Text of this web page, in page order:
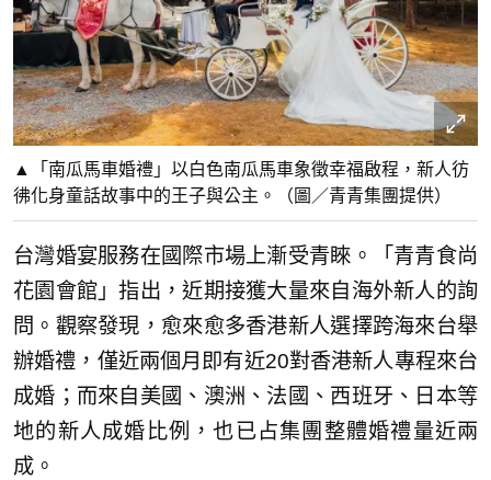
▲「南瓜馬車婚禮」以白色南瓜馬車象徵幸福啟程，新人彷
彿化身童話故事中的王子與公主。（圖／青青集團提供）
台灣婚宴服務在國際市場上漸受青睞。「青青食尚
花園會館」指出，近期接獲大量來自海外新人的詢
問。觀察發現，愈來愈多香港新人選擇跨海來台舉
辦婚禮，僅近兩個月即有近20對香港新人專程來台
成婚；而來自美國、澳洲、法國、西班牙、日本等
地的新人成婚比例，也已占集團整體婚禮量近兩
成。